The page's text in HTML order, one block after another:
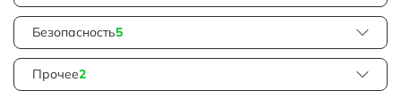
Безопасность5
Прочее2